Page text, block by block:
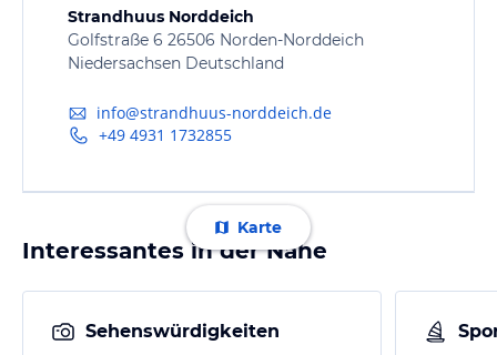
Strandhuus Norddeich
Golfstraße 6 26506 Norden-Norddeich
Niedersachsen Deutschland
info@strandhuus-norddeich.de
+49 4931 1732855
Karte
Interessantes in der Nähe
Sehenswürdigkeiten